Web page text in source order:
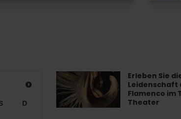
D
Erleben Sie
Leidenschaft
Flamenco im
Theater
Erleben
Sie
die